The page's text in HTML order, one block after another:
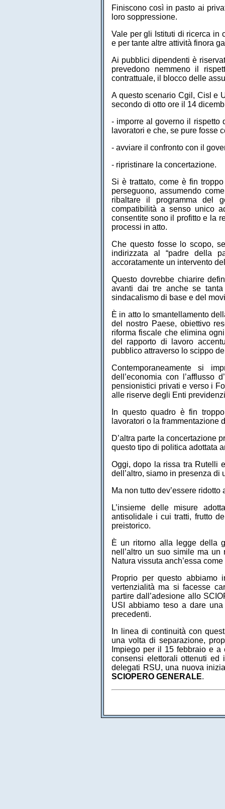
Finiscono così in pasto ai
loro soppressione.
Vale per gli Istituti di ricerca in
e per tante altre attività finora
Ai pubblici dipendenti è
prevedono nemmeno il
contrattuale, il blocco delle
A questo scenario Cgil, Cisl e
secondo di otto ore il 14
- imporre al governo il rispetto
lavoratori e che, se pure fosse
- avviare il confronto con il
- ripristinare la concertazione.
Si è trattato, come è fin
perseguono, assumendo
ribaltare il programma del
compatibilità a senso unico
consentite sono il profitto e la
processi in atto.
Che questo fosse lo scopo,
indirizzata al “padre della
accoratamente un intervento
Questo dovrebbe chiarire
avanti dai tre anche se
sindacalismo di base e del
È in atto lo smantellamento
del nostro Paese, obiettivo
riforma fiscale che elimina
del rapporto di lavoro
pubblico attraverso lo scippo
Contemporaneamente si
dell’economia con l’afflusso
pensionistici privati e verso i
alle riserve degli Enti
In questo quadro è fin
lavoratori o la frammentazione
D’altra parte la concertazione
questo tipo di politica adottata
Oggi, dopo la rissa tra Rutelli
dell’altro, siamo in presenza di
Ma non tutto dev’essere
L’insieme delle misure
antisolidale i cui tratti, frutto
preistorico.
È un ritorno alla legge della
nell’altro un suo simile ma
Natura vissuta anch’essa
Proprio per questo abbiamo
vertenzialità ma si facesse
partire dall’adesione allo
USI abbiamo teso a dare
precedenti.
In linea di continuità con
una volta di separazione,
Impiego per il 15 febbraio e
consensi elettorali ottenuti
delegati RSU, una nuova
SCIOPERO GENERALE.